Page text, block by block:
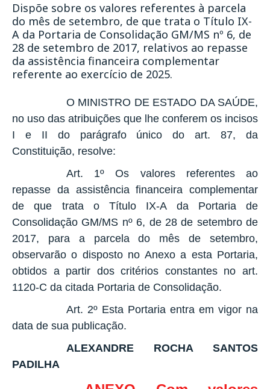
Dispõe sobre os valores referentes à parcela
do mês de setembro, de que trata o Título IX-
A da Portaria de Consolidação GM/MS nº 6, de
28 de setembro de 2017, relativos ao repasse
da assistência financeira complementar
referente ao exercício de 2025.
O MINISTRO DE ESTADO DA SAÚDE,
no uso das atribuições que lhe conferem os incisos
I e II do parágrafo único do art. 87, da
Constituição, resolve:
Art. 1º Os valores referentes ao
repasse da assistência financeira complementar
de que trata o Título IX-A da Portaria de
Consolidação GM/MS nº 6, de 28 de setembro de
2017, para a parcela do mês de setembro,
observarão o disposto no Anexo a esta Portaria,
obtidos a partir dos critérios constantes no art.
1120-C da citada Portaria de Consolidação.
Art. 2º Esta Portaria entra em vigor na
data de sua publicação.
ALEXANDRE ROCHA SANTOS
PADILHA